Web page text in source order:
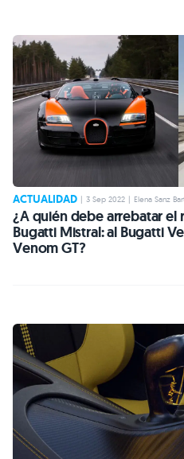
ACTUALIDAD | 3 Sep 2022 | Elena Sanz
¿A quién debe arrebatar
Bugatti Mistral: al Bugatti
Venom GT?